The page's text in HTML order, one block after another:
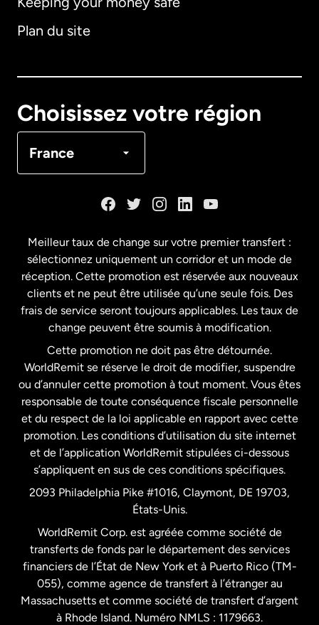
Plan du site
Choisissez votre région
France
Allemagne
Français
États-Unis English
États-Unis Español
France
Malaisie
Nouvelle-Zélande
Pays-Bas
Royaume-Uni
Suède
Meilleur taux de change sur votre premier transfert :
sélectionnez uniquement un corridor et un mode de
réception. Cette promotion est réservée aux nouveaux
clients et ne peut être utilisée qu’une seule fois. Des
frais de service seront toujours applicables. Les taux de
change peuvent être soumis à modification.
Cette promotion ne doit pas être détournée.
WorldRemit se réserve le droit de modifier, suspendre
ou d’annuler cette promotion à tout moment. Vous êtes
responsable de toute conséquence fiscale personnelle
et du respect de la loi applicable en rapport avec cette
promotion. Les conditions d’utilisation du site internet
et de l’application WorldRemit stipulées ci-dessous
s’appliquent en sus de ces conditions spécifiques.
2093 Philadelphia Pike #1016, Claymont, DE 19703,
États-Unis.
WorldRemit Corp. est agréée comme société de
transferts de fonds par le département des services
financiers de l’État de New York et à Puerto Rico (TM-
055), comme agence de transfert à l’étranger au
Massachusetts et comme société de transfert d’argent
à Rhode Island. Numéro NMLS : 1179663.